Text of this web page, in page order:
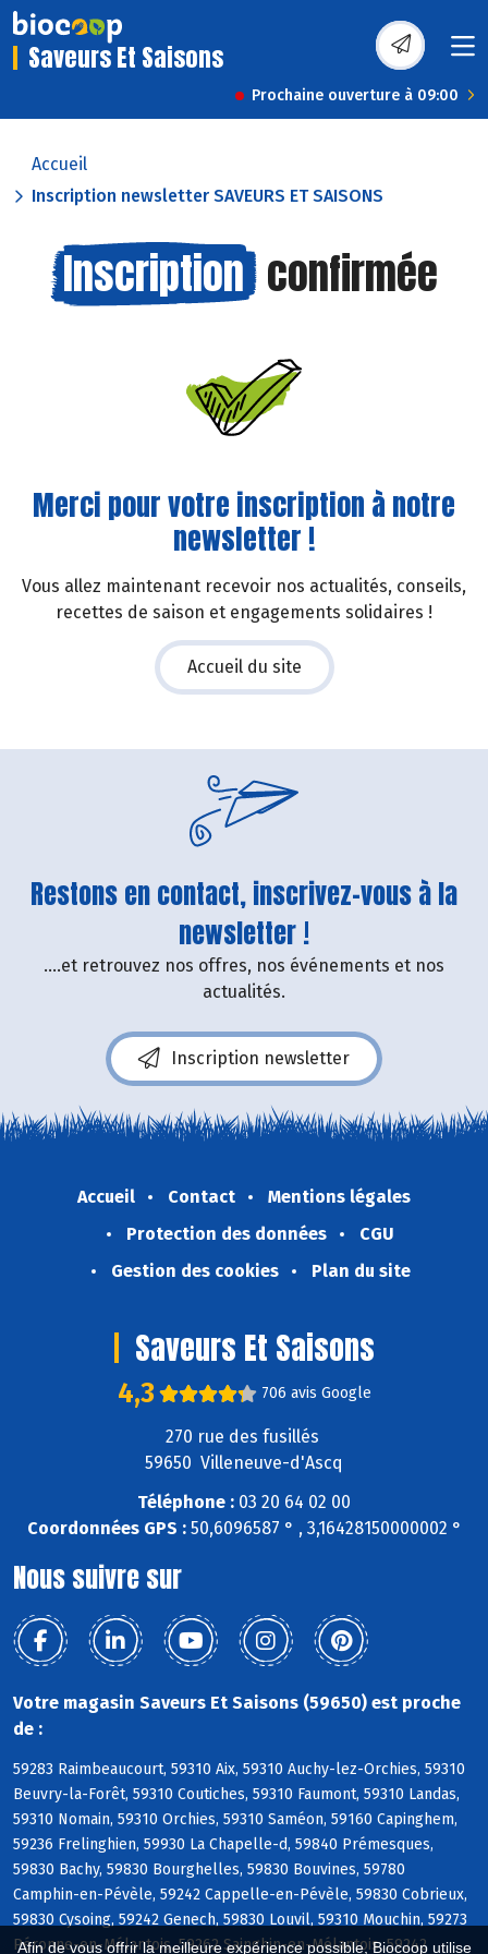
Afin de vous offrir la meilleure expérience possible, Biocoop utilise
Saveurs Et Saisons
Prochaine ouverture à 09:00
Accueil
Inscription newsletter SAVEURS ET SAISONS
Inscription confirmée
Merci pour votre inscription à notre
newsletter !
Vous allez maintenant recevoir nos actualités, conseils,
recettes de saison et engagements solidaires !
Accueil du site
Restons en contact, inscrivez-vous à la
newsletter !
....et retrouvez nos offres, nos événements et nos
actualités.
Inscription newsletter
Accueil Contact
Mentions légales
Protection des données
CGU
Gestion des cookies
Plan du site
Saveurs Et Saisons
4,3 706 avis Google
270 rue des fusillés
59650 Villeneuve-d'Ascq
Téléphone : 03 20 64 02 00
Coordonnées GPS :50,6096587 ° , 3,16428150000002 °
Nous suivre sur
Votre magasin Saveurs Et Saisons (59650) est proche
de :
59283 Raimbeaucourt, 59310 Aix, 59310 Auchy-lez-Orchies, 59310
Beuvry-la-Forêt, 59310 Coutiches, 59310 Faumont, 59310 Landas,
59310 Nomain, 59310 Orchies, 59310 Saméon, 59160 Capinghem,
59236 Frelinghien, 59930 La Chapelle-d, 59840 Prémesques,
59830 Bachy, 59830 Bourghelles, 59830 Bouvines, 59780
Camphin-en-Pévèle, 59242 Cappelle-en-Pévèle, 59830 Cobrieux,
59830 Cysoing, 59242 Genech, 59830 Louvil, 59310 Mouchin, 59273
Péronne-en-Mélantois, 59262 Sainghin-en-Mélantois, 59242